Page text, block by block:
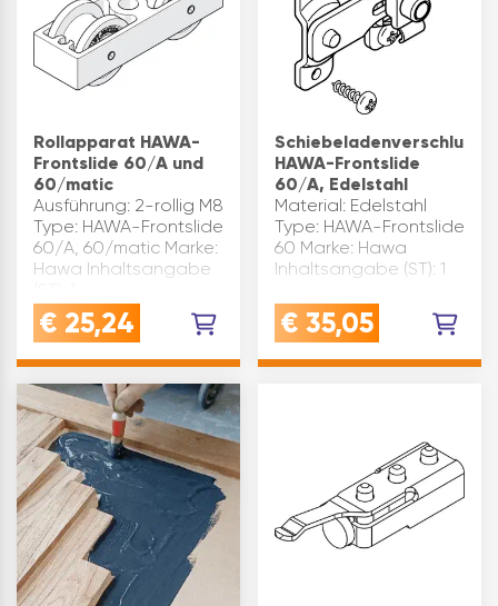
Rollapparat HAWA-
Frontslide 60/A und
60/matic
Ausführung: 2-rollig M8
Type: HAWA-Frontslide
60/A, 60/matic Marke:
Hawa Inhaltsangabe
€ 25,24
Schiebeladenverschluss
HAWA-Frontslide
60/A, Edelstahl
Material: Edelstahl
Type: HAWA-Frontslide
60 Marke: Hawa
Inhaltsangabe (ST): 1
€ 35,05